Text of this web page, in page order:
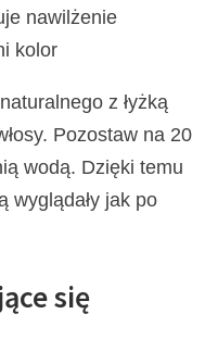
nawilżenie
kolor
z łyżką
Pozostaw na 20
wodą. Dzięki temu
wyglądały jak po
się